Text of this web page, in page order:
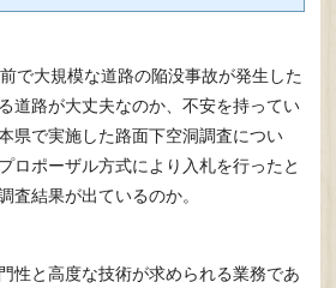
で大規模な道路の陥没事故が発生した
道路が大丈夫なのか、不安を持ってい
県で実施した路面下空洞調査につい
ロポーザル方式により入札を行ったと
査結果が出ているのか。
性と高度な技術が求められる業務であ